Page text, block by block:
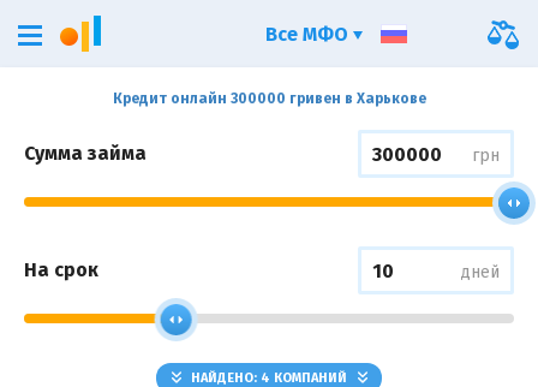
Кредит онлайн 300000 гривен в Харькове
Сумма займа грн
На срок дней
НАЙДЕНО: 4 КОМПАНИЙ
Все МФО